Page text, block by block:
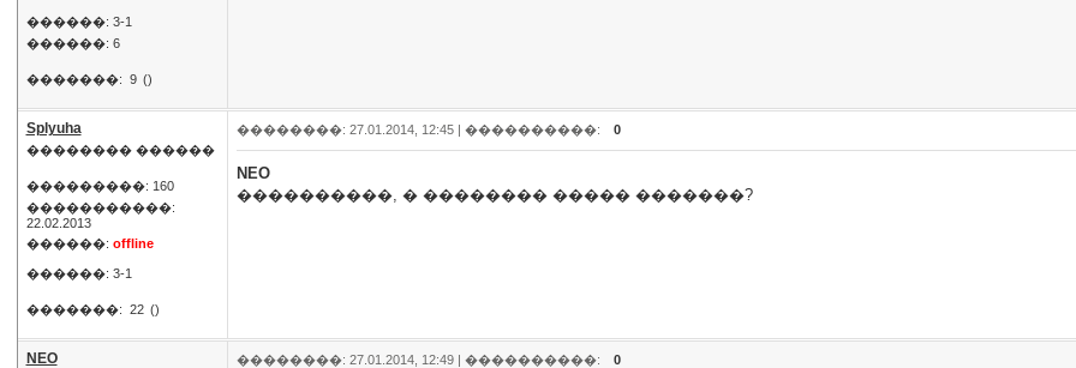
������: 3-1
������: 6
�������: 9 ()
Splyuha
�������� ������
���������: 160
�����������:
22.02.2013
������: offline
������: 3-1
�������: 22 ()
��������: 27.01.2014, 12:45 | ����������: 0
NEO
����������, � �������� ����� �������?
NEO ��������: 27.01.2014, 12:49 | ����������: 0